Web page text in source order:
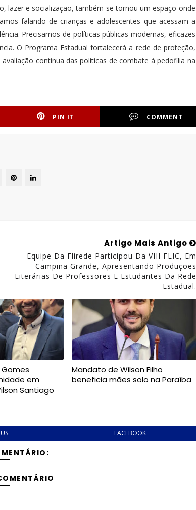
lazer e socialização, também se tornou um espaço onde
falando de crianças e adolescentes que acessam a
Precisamos de políticas públicas modernas, eficazes
O Programa Estadual fortalecerá a rede de proteção,
contínua das políticas de combate à pedofilia na
PIN IT COMMENT
Artigo Mais Antigo
Equipe Da Flirede Participou Da VIII FLIC, Em
Campina Grande, Apresentando Produções
Literárias De Professores E Estudantes Da Rede
Estadual.
em
Santiago
Mandato de Wilson Filho
beneficia mães solo na Paraíba
FACEBOOK